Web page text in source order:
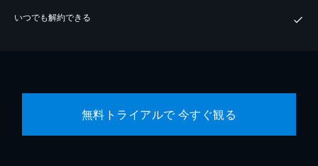
いつでも解約できる
無料トライアルで 今すぐ観る